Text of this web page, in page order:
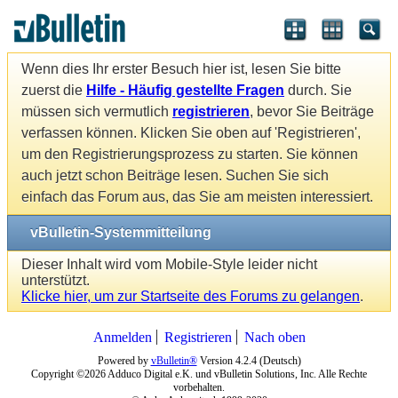
Wenn dies Ihr erster Besuch hier ist, lesen Sie bitte
zuerst die Hilfe - Häufig gestellte Fragen durch. Sie
müssen sich vermutlich registrieren, bevor Sie Beiträge
verfassen können. Klicken Sie oben auf 'Registrieren',
um den Registrierungsprozess zu starten. Sie können
auch jetzt schon Beiträge lesen. Suchen Sie sich
einfach das Forum aus, das Sie am meisten interessiert.
vBulletin-Systemmitteilung
Dieser Inhalt wird vom Mobile-Style leider nicht
unterstützt.
Klicke hier, um zur Startseite des Forums zu gelangen.
Anmelden Registrieren Nach oben
Powered by vBulletin®Version 4.2.4 (Deutsch)
Copyright ©2026 Adduco Digital e.K. und vBulletin Solutions, Inc. Alle Rechte
vorbehalten.